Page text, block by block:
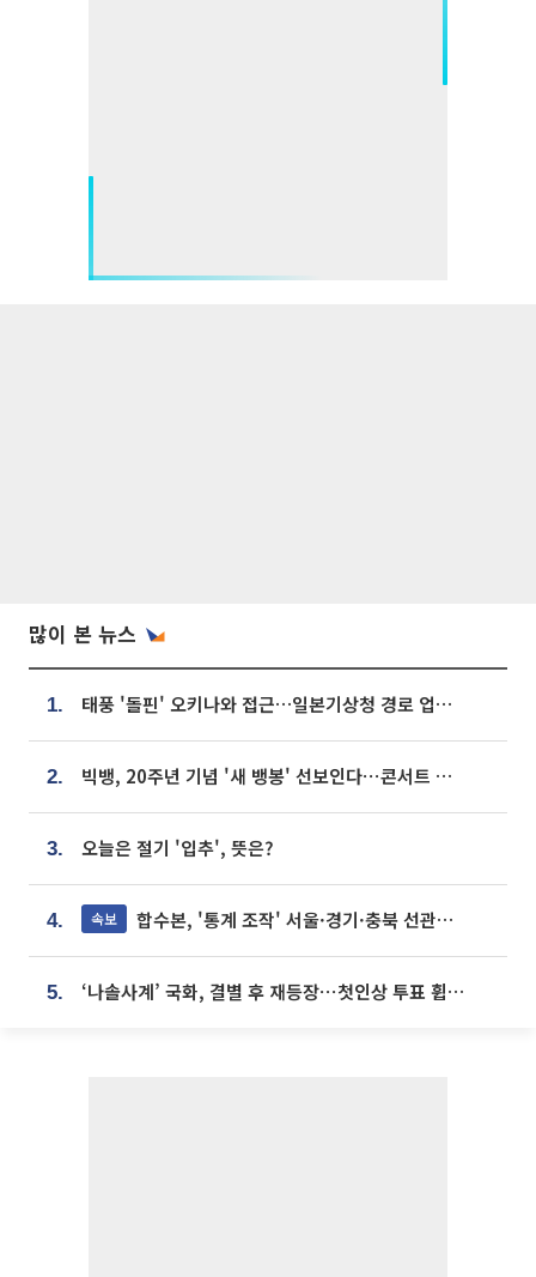
많이 본 뉴스
1. 태풍 '돌핀' 오키나와 접근…일본기상청 경로 업데이트
2. 빅뱅, 20주년 기념 '새 뱅봉' 선보인다⋯콘서트 앞두고 팝업 개최
3. 오늘은 절기 '입추', 뜻은?
4. 속보 합수본, '통계 조작' 서울·경기·충북 선관위 등 추가 압수수색
5. ‘나솔사계’ 국화, 결별 후 재등장⋯첫인상 투표 휩쓸고 ‘인기녀’ 등극